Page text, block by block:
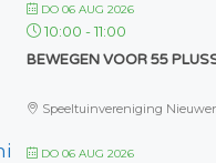
DO 06 AUG 2026
10:00 -11:00
BEWEGEN VOOR 55
Speeltuinvereniging
DO 06 AUG 2026